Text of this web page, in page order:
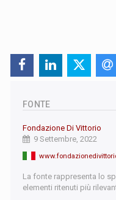
FONTE
Fondazione Di Vittorio
9 Settembre, 2022
La fonte rappresenta lo
elementi ritenuti più